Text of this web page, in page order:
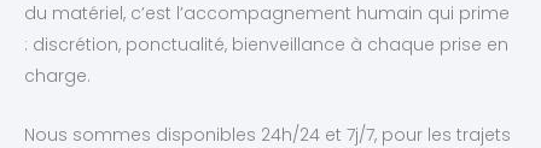
du matériel, c’est l’accompagnement humain qui prime
: discrétion, ponctualité, bienveillance à chaque prise en
charge.
Nous sommes disponibles 24h/24 et 7j/7, pour les trajets